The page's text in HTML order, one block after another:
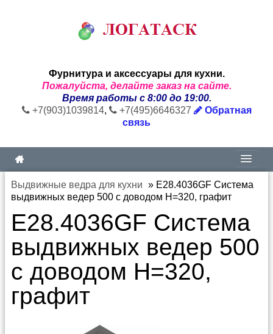
Фурнитура и аксессуары для кухни.
Пожалуйста, делайте заказ на сайте.
Время работы с 8:00 до 19:00.
+7(903)1039814, +7(495)6646327
Обратная
связь
Выдвижные ведра для кухни » E28.4036GF Система
выдвижных ведер 500 с доводом H=320, графит
E28.4036GF Система
выдвижных ведер 500
с доводом H=320,
графит